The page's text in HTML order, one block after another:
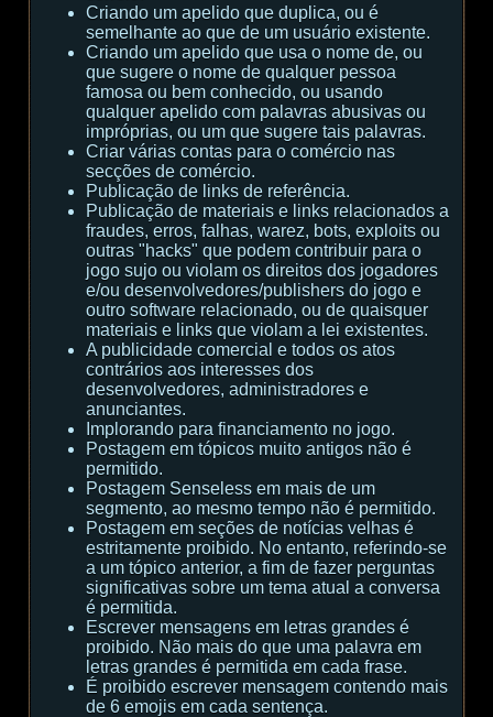
Criando um apelido que duplica, ou é
semelhante ao que de um usuário existente.
Criando um apelido que usa o nome de, ou
que sugere o nome de qualquer pessoa
famosa ou bem conhecido, ou usando
qualquer apelido com palavras abusivas ou
impróprias, ou um que sugere tais palavras.
Criar várias contas para o comércio nas
secções de comércio.
Publicação de links de referência.
Publicação de materiais e links relacionados a
fraudes, erros, falhas, warez, bots, exploits ou
outras "hacks" que podem contribuir para o
jogo sujo ou violam os direitos dos jogadores
e/ou desenvolvedores/publishers do jogo e
outro software relacionado, ou de quaisquer
materiais e links que violam a lei existentes.
A publicidade comercial e todos os atos
contrários aos interesses dos
desenvolvedores, administradores e
anunciantes.
Implorando para financiamento no jogo.
Postagem em tópicos muito antigos não é
permitido.
Postagem Senseless em mais de um
segmento, ao mesmo tempo não é permitido.
Postagem em seções de notícias velhas é
estritamente proibido. No entanto, referindo-se
a um tópico anterior, a fim de fazer perguntas
significativas sobre um tema atual a conversa
é permitida.
Escrever mensagens em letras grandes é
proibido. Não mais do que uma palavra em
letras grandes é permitida em cada frase.
É proibido escrever mensagem contendo mais
de 6 emojis em cada sentença.